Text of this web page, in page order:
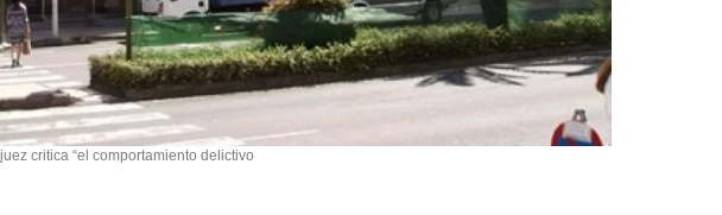
critica “el comportamiento delictivo